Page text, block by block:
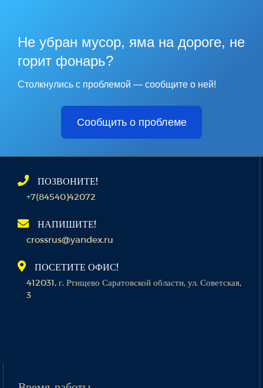
Не убран мусор, яма на дороге, не
горит фонарь?
Столкнулись с проблемой — сообщите о ней!
Сообщить о проблеме
ПОЗВОНИТЕ!
+7(84540)42072
НАПИШИТЕ!
crossrus@yandex.ru
ПОСЕТИТЕ ОФИС!
412031, г. Ртищево Саратовской области, ул. Советская,
3